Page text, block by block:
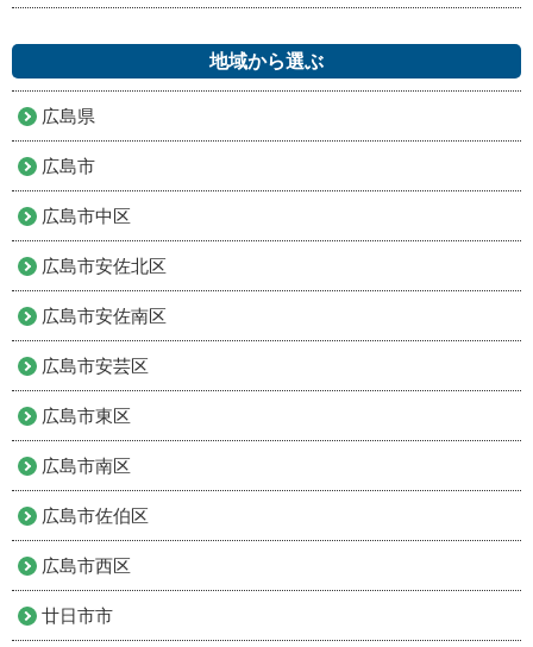
地域から選ぶ
広島県
広島市
広島市中区
広島市安佐北区
広島市安佐南区
広島市安芸区
広島市東区
広島市南区
広島市佐伯区
広島市西区
廿日市市